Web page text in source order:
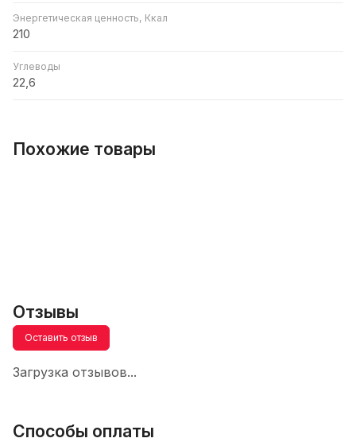
Энергетическая ценность, Ккал
210
Углеводы
22,6
Похожие товары
Отзывы
Оставить отзыв
Загрузка отзывов...
Способы оплаты